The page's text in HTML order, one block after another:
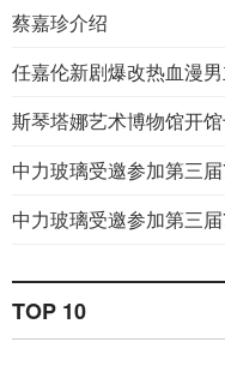
蔡嘉珍介绍
任嘉伦新剧爆改热血漫
中力玻璃受邀参加第三
中力玻璃受邀参加第三
TOP 10